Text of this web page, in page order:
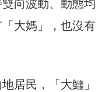
向波動、動態均
大媽」，也沒有
居民，「大鱷」